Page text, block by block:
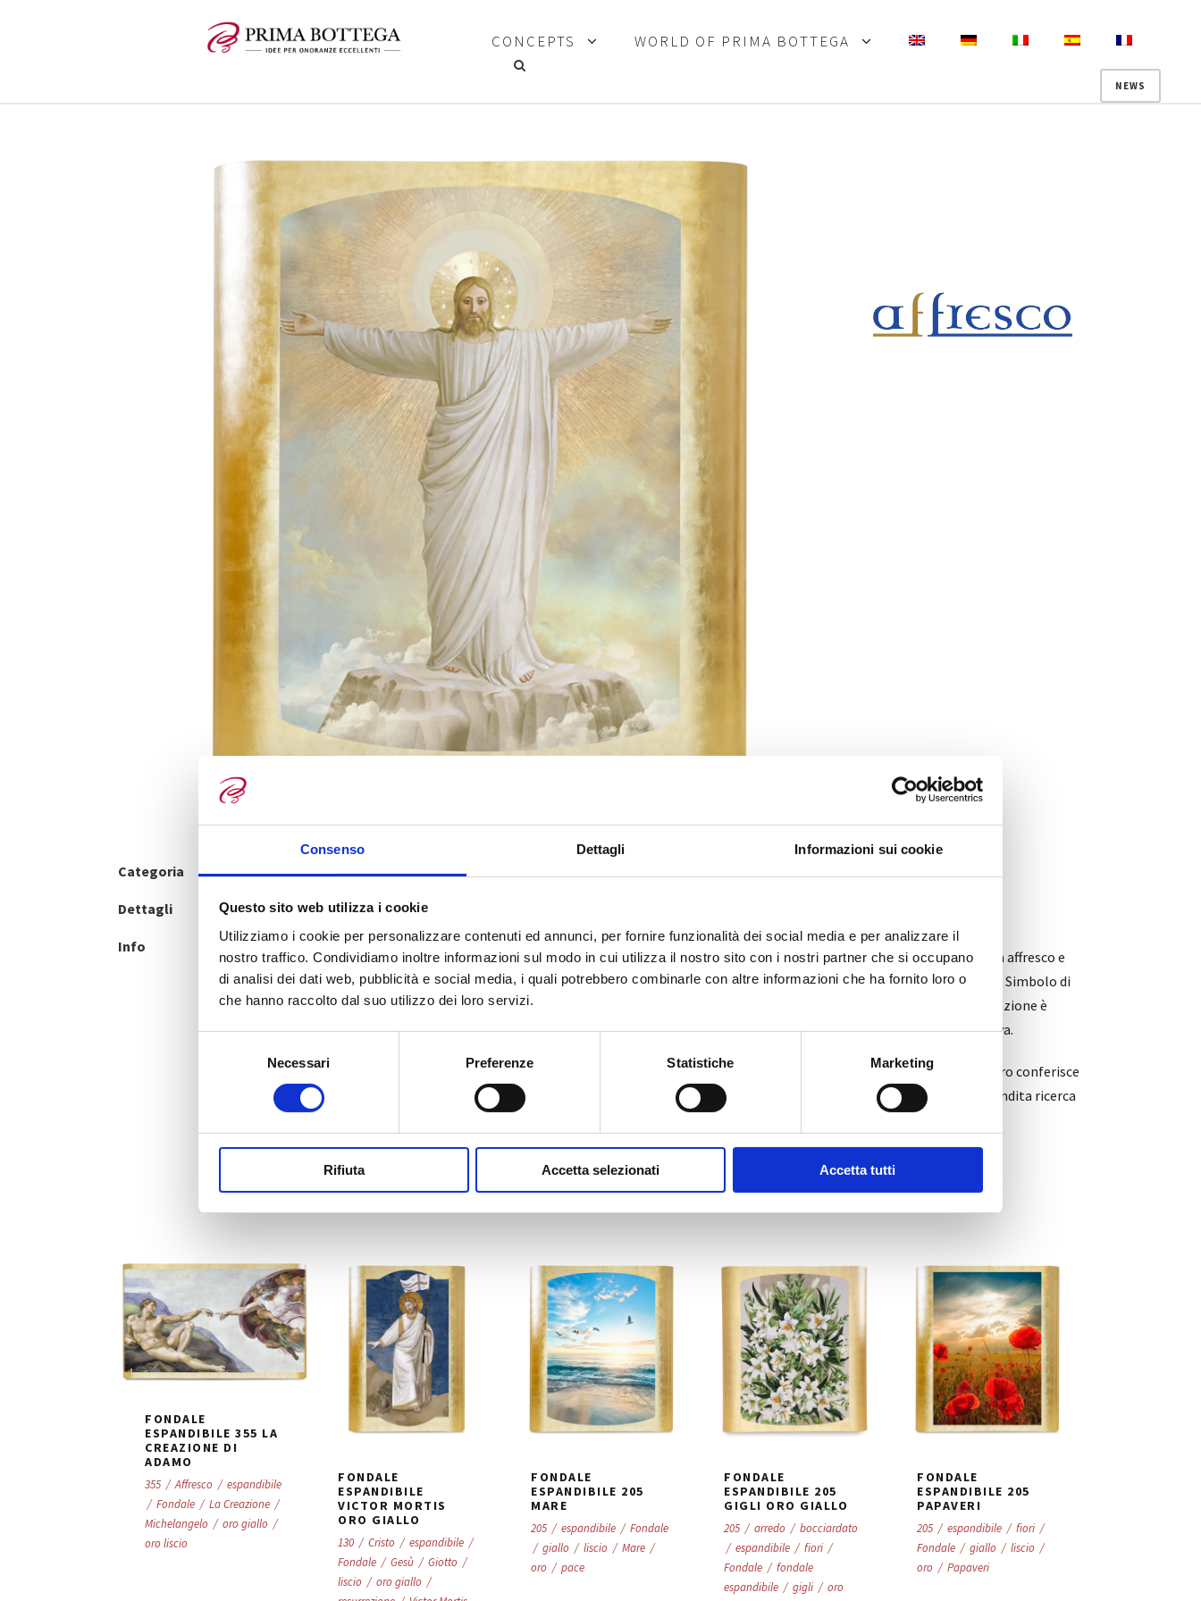
Consenso Dettagli Informazioni sui cookie
Questo sito web utilizza i cookie
Utilizziamo i cookie per personalizzare contenuti ed annunci, per fornire funzionalità dei social media e per analizzare il
nostro traffico. Condividiamo inoltre informazioni sul modo in cui utilizza il nostro sito con i nostri partner che si occupano
di analisi dei dati web, pubblicità e social media, i quali potrebbero combinarle con altre informazioni che ha fornito loro o
che hanno raccolto dal suo utilizzo dei loro servizi.
e
o
n
s
e
s
o
Necessari Preferenze Statistiche Marketing
Rifiuta Accetta selezionati Accetta tutti
CONCEPTS WORLD OF PRIMA BOTTEGA
NEWS
Categoria ARREDI
Dettagli Liscio / Oro Giallo
Info
Affresco
Espandibile 205 Cristo Redentore
FONDALE ESPANDIBILE CRISTO REDENTORE in tecnica Affresc o e Foglia Oro applicata a mano in tecnica affresco e
foglia oro applicata a mano (205x230x31). La redenzione di Cristo ha liberato tutti gli uomini dalle colpe. Simbolo di
giustizia, perdono e pace con Dio, la sua morte è stata offerta in cambio della nostra vita. La rappresentazione è
strettamente collegata al passato e alla tradizione, ma offre una proposta pittorica inedita ed innovativa.
I toni neutri della decorazione realizzata in tecnica Affresco creano un’armonia cromatica che unita all’oro conferisce
una nuova luminosità e un’eleganza rara. Un sistema innovativo, pratico e versatile, frutto di un’approfondita ricerca
FONDALE
ESPANDIBILE 355 LA
CREAZIONE DI
ADAMO
355 / Affresco / espandibile
/ Fondale / La Creazione /
Michelangelo / oro giallo /
oro liscio
FONDALE
ESPANDIBILE
VICTOR MORTIS
ORO GIALLO
130 / Cristo / espandibile /
Fondale / Gesù / Giotto /
liscio / oro giallo /
FONDALE
ESPANDIBILE 205
MARE
205 / espandibile / Fondale
/ giallo / liscio / Mare /
oro / pace
FONDALE
ESPANDIBILE 205
GIGLI ORO GIALLO
205 / arredo / bocciardato
/ espandibile / fiori /
Fondale / fondale
espandibile / gigli / oro
FONDALE
ESPANDIBILE 205
PAPAVERI
205 / espandibile / fiori /
Fondale / giallo / liscio /
oro / Papaveri